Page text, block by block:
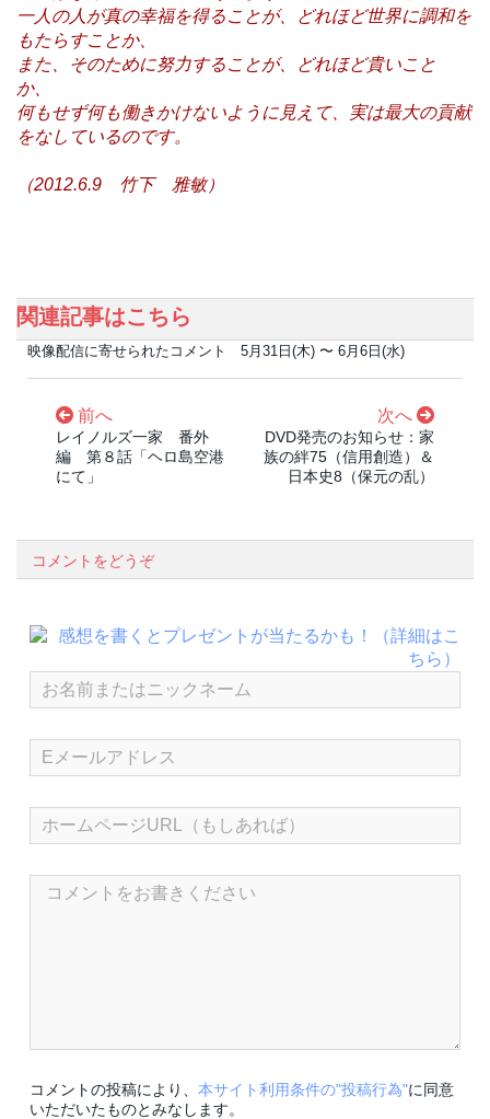
一人の人が真の幸福を得ることが、どれほど世界に調和を
もたらすことか、
また、そのために努力することが、どれほど貴いこと
か、
何もせず何も働きかけないように見えて、実は最大の貢献
をなしているのです。
（2012.6.9 竹下 雅敏）
関連記事はこちら
映像配信に寄せられたコメント 5月31日(木) 〜 6月6日(水)
前へ
レイノルズ一家 番外
編 第８話「ヘロ島空港
にて」
次へ
DVD発売のお知らせ：家
族の絆75（信用創造）＆
日本史8（保元の乱）
コメントをどうぞ
コメントの投稿により、 本サイト利用条件の"投稿行為"に同意
いただいたものとみなします。